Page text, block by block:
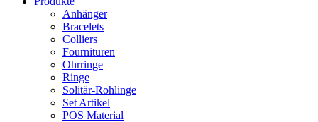
Anhänger
Bracelets
Colliers
Fournituren
Ohrringe
Ringe
Solitär-Rohlinge
Set Artikel
POS Material